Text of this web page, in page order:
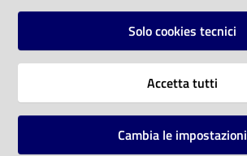
Vai alla pagina
Solo cookies tecnici
Accetta tutti
Cambia le impostazioni